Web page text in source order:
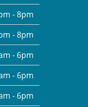
- 8pm
- 8pm
- 6pm
- 6pm
- 6pm